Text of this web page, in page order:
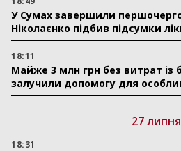
У Сумах завершили
Ніколаєнко підбив підсумки
18:11
Майже 3 млн грн без витрат
залучили допомогу для
27 липня
18:31